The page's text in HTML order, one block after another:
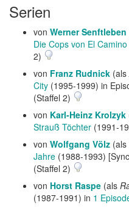
Serien
von Werner Senftleben
Die Cops von El Camino
2)
von Franz Rudnick (als
City (1995-1999) in
(Staffel 2)
von Karl-Heinz Krolzyk
Strauß Töchter (1991-
von Wolfgang Völz (als
Jahre (1988-1993)
(Staffel 2)
von Horst Raspe (als
(1987-1991) in 1